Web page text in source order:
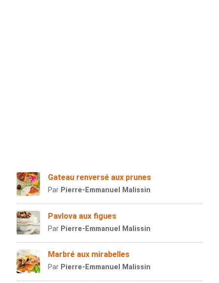
Gateau renversé aux prunes
Par Pierre-Emmanuel Malissin
Pavlova aux figues
Par Pierre-Emmanuel Malissin
Marbré aux mirabelles
Par Pierre-Emmanuel Malissin